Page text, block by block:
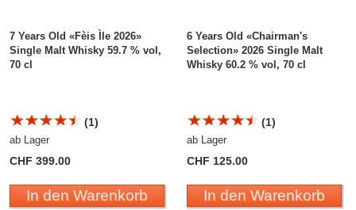
7 Years Old «Fèis Ìle 2026»
Single Malt Whisky 59.7 % vol,
70 cl
(1)
ab Lager
CHF 399.00
In den Warenkorb
6 Years Old «Chairman's
Selection» 2026 Single Malt
Whisky 60.2 % vol, 70 cl
(1)
ab Lager
CHF 125.00
In den Warenkorb